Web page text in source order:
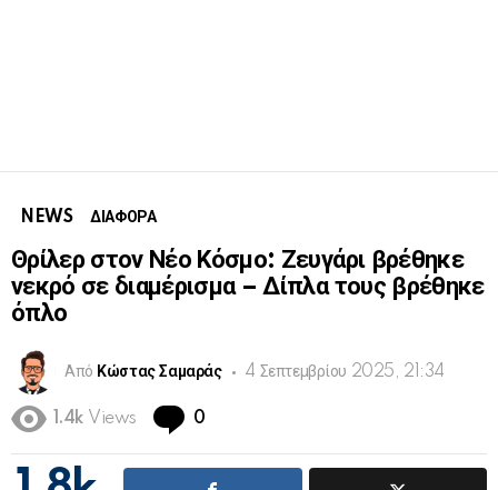
NEWS ΔΙΑΦΟΡΑ
Θρίλερ στον Νέο Κόσμο: Ζευγάρι βρέθηκε
νεκρό σε διαμέρισμα – Δίπλα τους βρέθηκε
όπλο
Από Κώστας Σαμαράς 4 Σεπτεμβρίου 2025, 21:34
1.4k Views 0